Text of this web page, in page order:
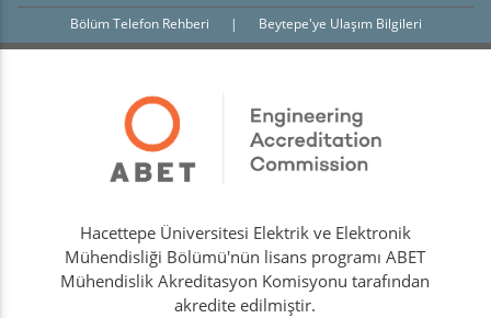
Bölüm Telefon Rehberi
| Beytepe'ye Ulaşım Bilgileri
Hacettepe Üniversitesi Elektrik ve Elektronik
Mühendisliği Bölümü'nün lisans programı ABET
Mühendislik Akreditasyon Komisyonu tarafından
akredite edilmiştir.